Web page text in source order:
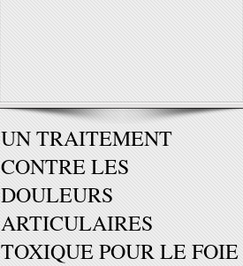
UN TRAITEMENT
CONTRE LES
DOULEURS
ARTICULAIRES
TOXIQUE POUR LE FOIE